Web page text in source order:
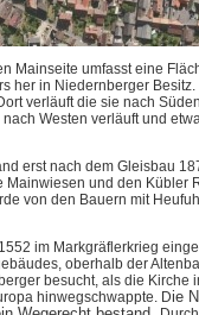
Mainseite umfasst eine
her in Niedernberger Besitz.
verläuft die sie nach
Westen verläuft und
erst nach dem Gleisbau
und den Kübler
von den Bauern mit
im Markgräflerkrieg
oberhalb der
besucht, als die Kirche
hinwegschwappte. Die